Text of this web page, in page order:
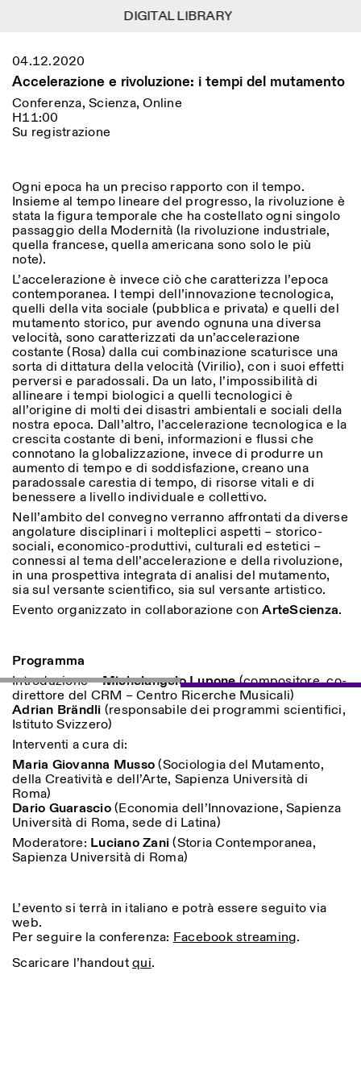
Menu
Lingua
Calendario
Archivio
Blog
Organizzazione
Biblioteca
Jobs
Altre Attività
NEWSLETTER
Registrati alla nostra newsletter per ricevere
informazioni sui nostri eventi
Facebook Instagram Linkedin Vimeo
Privacy Policy
Information
ISTITUTO SVIZZERO
ROMA
Villa Maraini
Trasporto pubblico:
l’Istituto Svizzero si trova
vicino alla metro A fermata
Barberini
ORARI PORTINERIA:
LUN-VEN
09:00–13:30, 14:30–18:00
ORARI MOSTRE:
Atlas Studios
Mercoledì/Venerdì: 14:30-
18:30
Giovedì: 14:30-20:00
Sabato/Domenica: 11:00-
18:30
VISITE GUIDATE:
Solo su prenotazione
(italiano, inglese)
Tariffa: 10€ per persona
Per prenotazioni:
visite@istitutosvizzero.it
Ingresso non consentito
agli animali
ISTITUTO SVIZZERO
MILANO
Sede di Milano
20121 Milano
+39 02 76 01 61 18
milano@istitutosvizzero.it
Lunedì/Venerdì: 11:00-
17:00
Giovedì: 11:00-20:00
Sabato: 14:00-18:00
Filtri
Area di appartenenza
Arte
Roma
Tutte Milano
Categoria
Reset
Antropologia
Archeologia
Architettura
Arte
Astrofisica
Book launch
Altre opzioni...
Durata (giorni)
1
365
> 1
04.12.2020
Accelerazione e rivoluzione: i tempi del mutamento
Conferenza, Scienza, Online
H11:00
Su registrazione
Ogni epoca ha un preciso rapporto con il tempo.
Insieme al tempo lineare del progresso, la rivoluzione è
stata la figura temporale che ha costellato ogni singolo
passaggio della Modernità (la rivoluzione industriale,
quella francese, quella americana sono solo le più
note).
L’accelerazione è invece ciò che caratterizza l’epoca
contemporanea. I tempi dell’innovazione tecnologica,
quelli della vita sociale (pubblica e privata) e quelli del
mutamento storico, pur avendo ognuna una diversa
velocità, sono caratterizzati da un’accelerazione
costante (Rosa) dalla cui combinazione scaturisce una
sorta di dittatura della velocità (Virilio), con i suoi effetti
perversi e paradossali. Da un lato, l’impossibilità di
allineare i tempi biologici a quelli tecnologici è
all’origine di molti dei disastri ambientali e sociali della
nostra epoca. Dall’altro, l’accelerazione tecnologica e la
crescita costante di beni, informazioni e flussi che
connotano la globalizzazione, invece di produrre un
aumento di tempo e di soddisfazione, creano una
paradossale carestia di tempo, di risorse vitali e di
benessere a livello individuale e collettivo.
Nell’ambito del convegno verranno affrontati da diverse
angolature disciplinari i molteplici aspetti – storico-
sociali, economico-produttivi, culturali ed estetici –
connessi al tema dell’accelerazione e della rivoluzione,
in una prospettiva integrata di analisi del mutamento,
sia sul versante scientifico, sia sul versante artistico.
Evento organizzato in collaborazione conArteScienza.
Programma
Introduzione –Michelangelo Lupone(compositore, co-
direttore del CRM – Centro Ricerche Musicali)
Adrian Brändli (responsabile dei programmi scientifici,
Istituto Svizzero)
Interventi a cura di:
Maria Giovanna Musso(Sociologia del Mutamento,
della Creatività e dell’Arte, Sapienza Università di
Roma)
Dario Guarascio(Economia dell’Innovazione, Sapienza
Università di Roma, sede di Latina)
Moderatore: Luciano Zani(Storia Contemporanea,
Sapienza Università di Roma)
L’evento si terrà in italiano e potrà essere seguito via
web.
Per seguire la conferenza: Facebook streaming.
Scaricare l’handoutqui.
DIGITAL LIBRARY
DIGITAL LIBRARY